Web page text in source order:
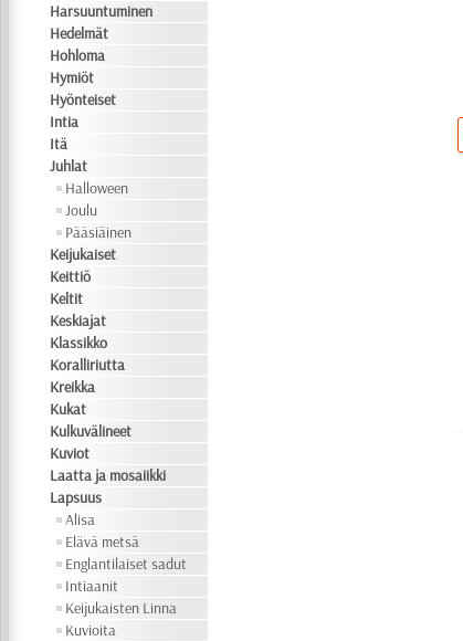
Harsuuntuminen
Hedelmät
Hohloma
Hymiöt
Hyönteiset
Intia
Itä
Juhlat
Halloween
Joulu
Pääsiäinen
Keijukaiset
Keittiö
Keltit
Keskiajat
Klassikko
Koralliriutta
Kreikka
Kukat
Kulkuvälineet
Kuviot
Laatta ja mosaiikki
Lapsuus
Alisa
Elävä metsä
Englantilaiset sadut
Intiaanit
Keijukaisten Linna
Kuvioita